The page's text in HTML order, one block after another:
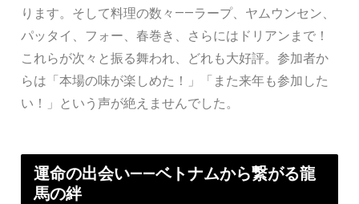
ります。そして料理の数々――ラープ、ヤムウンセン、
パッタイ、フォー、春巻き、さらにはドリアンまで！
これらが次々と振る舞われ、どれも大好評。参加者か
らは「本場の味が楽しめた！」「また来年も参加した
い！」という声が絶えませんでした。
運命の出会い――ベトナムから繋がる龍
馬の絆